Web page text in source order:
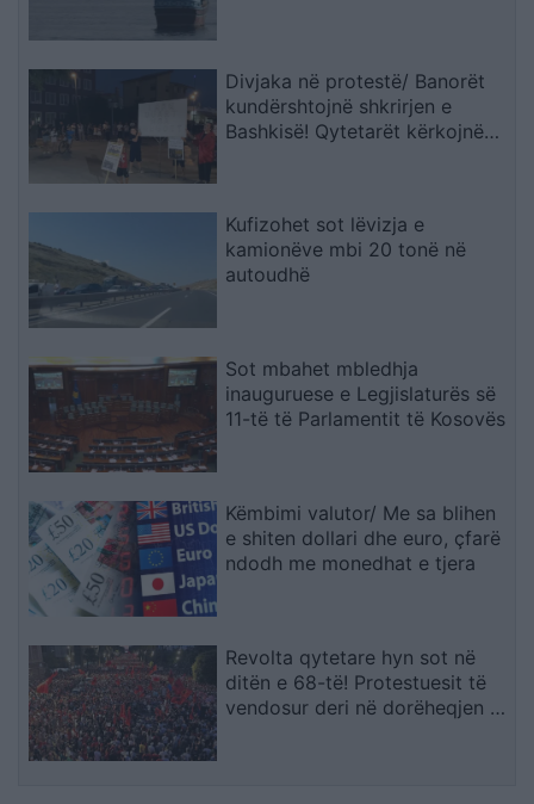
Divjaka në protestë/ Banorët
kundërshtojnë shkrirjen e
Bashkisë! Qytetarët kërkojnë
Kufizohet sot lëvizja e
kamionëve mbi 20 tonë në
autoudhë
Sot mbahet mbledhja
inauguruese e Legjislaturës së
11-të të Parlamentit të Kosovës
Këmbimi valutor/ Me sa blihen
e shiten dollari dhe euro, çfarë
ndodh me monedhat e tjera
Revolta qytetare hyn sot në
ditën e 68-të! Protestuesit të
vendosur deri në dorëheqjen e